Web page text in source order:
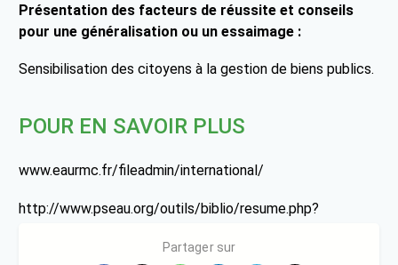
Présentation des facteurs de réussite et conseils
pour une généralisation ou un essaimage :
Sensibilisation des citoyens à la gestion de biens publics.
POUR EN SAVOIR PLUS
www.eaurmc.fr/fileadmin/international/
http://www.pseau.org/outils/biblio/resume.php?
Partager sur